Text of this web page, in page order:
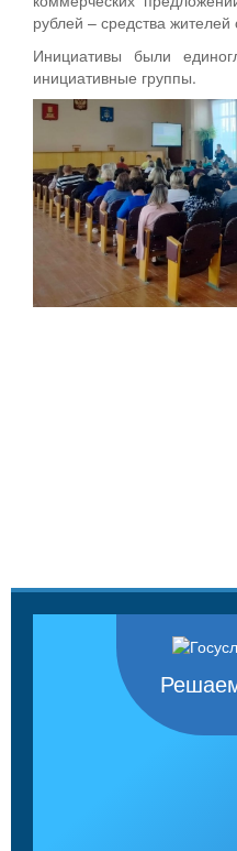
рублей – средства жителей
Инициативы были
инициативные группы.